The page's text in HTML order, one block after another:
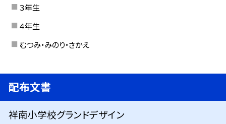
３年生
４年生
むつみ・みのり・さかえ
配布文書
祥南小学校グランドデザイン